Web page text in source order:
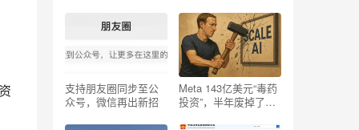
支持朋友圈同步至公
众号，微信再出新招
Meta 143亿美元“毒药
投资”，半年废掉了一